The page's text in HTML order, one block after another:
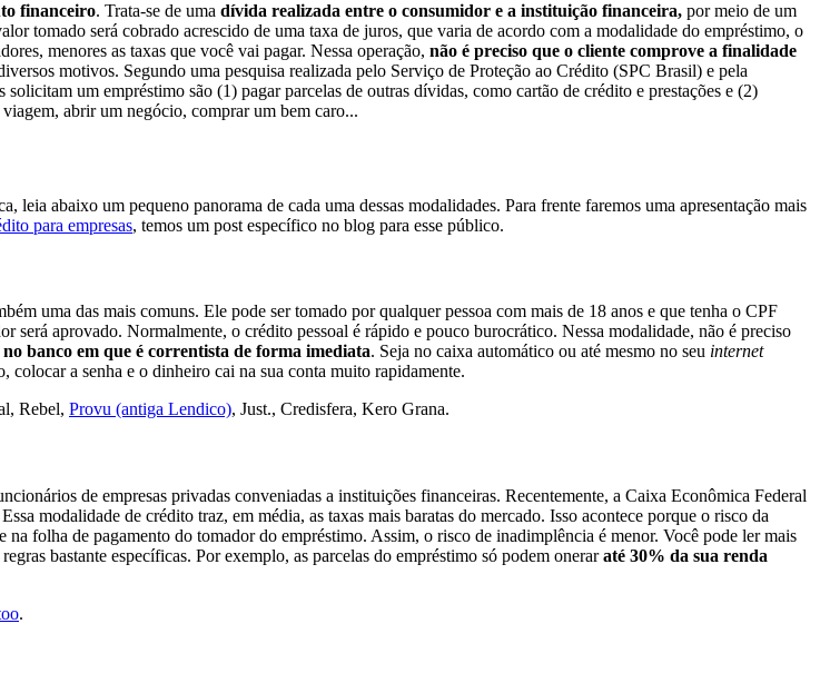
financeiro. Trata-se de uma dívida realizada entre o consumidor e a instituição financeira, por meio de um
tomado será cobrado acrescido de uma taxa de juros, que varia de acordo com a modalidade do empréstimo, o
menores as taxas que você vai pagar. Nessa operação, não é preciso que o cliente comprove a finalidade
motivos. Segundo uma pesquisa realizada pelo Serviço de Proteção ao Crédito (SPC Brasil) e pela
um empréstimo são (1) pagar parcelas de outras dívidas, como cartão de crédito e prestações e (2)
abrir um negócio, comprar um bem caro...
abaixo um pequeno panorama de cada uma dessas modalidades. Para frente faremos uma apresentação mais
para empresas, temos um post específico no blog para esse público.
uma das mais comuns. Ele pode ser tomado por qualquer pessoa com mais de 18 anos e que tenha o CPF
será aprovado. Normalmente, o crédito pessoal é rápido e pouco burocrático. Nessa modalidade, não é preciso
no banco em que é correntista de forma imediata. Seja no caixa automático ou até mesmo no seu internet
colocar a senha e o dinheiro cai na sua conta muito rapidamente.
Rebel, Provu (antiga Lendico), Just., Credisfera, Kero Grana.
de empresas privadas conveniadas a instituições financeiras. Recentemente, a Caixa Econômica Federal
modalidade de crédito traz, em média, as taxas mais baratas do mercado. Isso acontece porque o risco da
folha de pagamento do tomador do empréstimo. Assim, o risco de inadimplência é menor. Você pode ler mais
bastante específicas. Por exemplo, as parcelas do empréstimo só podem oneraraté 30% da sua renda
.